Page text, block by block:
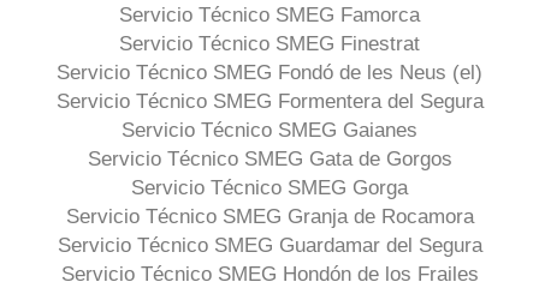
Servicio Técnico SMEG Famorca
Servicio Técnico SMEG Finestrat
Servicio Técnico SMEG Fondó de les Neus (el)
Servicio Técnico SMEG Formentera del Segura
Servicio Técnico SMEG Gaianes
Servicio Técnico SMEG Gata de Gorgos
Servicio Técnico SMEG Gorga
Servicio Técnico SMEG Granja de Rocamora
Servicio Técnico SMEG Guardamar del Segura
Servicio Técnico SMEG Hondón de los Frailes